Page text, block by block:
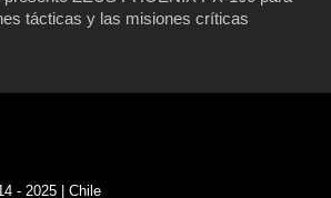
tácticas y las misiones críticas
- 2025 | Chile